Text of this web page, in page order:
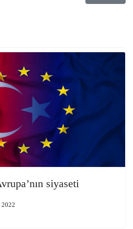
siyaseti
2022